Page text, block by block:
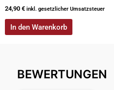
24,90 € inkl. gesetzlicher Umsatzsteuer
In den Warenkorb
BEWERTUNGEN